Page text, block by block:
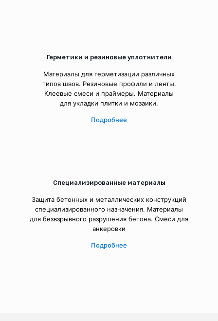
Герметики и резиновые уплотнители
Материалы для герметизации различных
типов швов. Резиновые профили и ленты.
Клеевые смеси и праймеры. Материалы
для укладки плитки и мозаики.
Подробнее
Специализированные материалы
Защита бетонных и металлических конструкций
специализированного назначения. Материалы
для безвзрывного разрушения бетона. Смеси для
анкеровки
Подробнее